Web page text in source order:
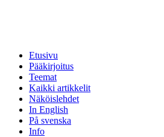
Etusivu
Pääkirjoitus
Teemat
Kaikki artikkelit
Näköislehdet
In English
På svenska
Info